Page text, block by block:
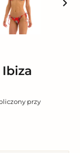
przy